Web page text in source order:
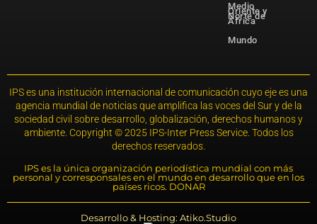
Medio
Oriente y
Norte de
África
Mundo
IPS es una institución internacional de comunicación cuyo eje es una
agencia mundial de noticias que amplifica las voces del Sur y de la
sociedad civil sobre desarrollo, globalización, derechos humanos y
ambiente. Copyright © 2025 IPS-Inter Press Service. Todos los
derechos reservados.
IPS es la única organización periodística mundial con más
personal y corresponsales en el mundo en desarrollo que en los
países ricos. DONAR
Desarrollo & Hosting: Atiko.Studio